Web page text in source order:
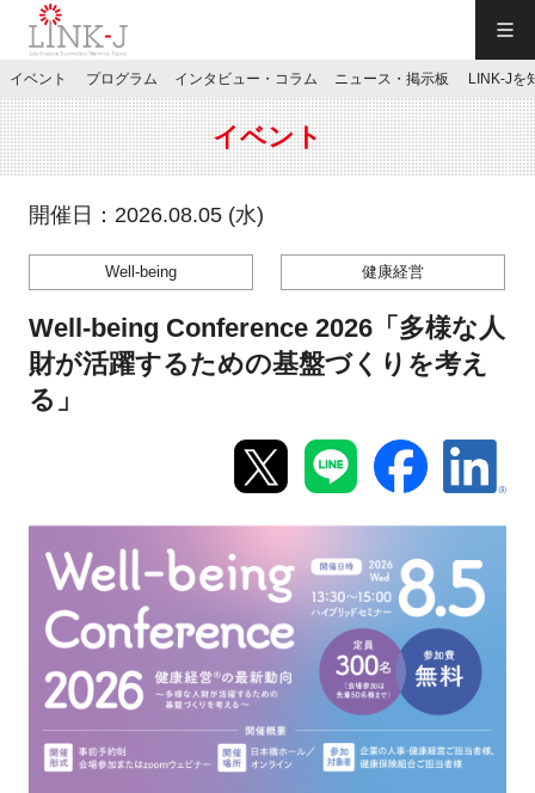
JP／EN
特別会員専用メニュー
施設ご予約
新規登録
イベント
プログラム
インタビュー・コラム
イベント プログラム インタビュー・コラム ニュース・掲示板 LINK-Jを
イベント
開催日：2026.08.05 (水)
Well-being 健康経営
Well-being Conference 2026「多様な人
財が活躍するための基盤づくりを考え
る」